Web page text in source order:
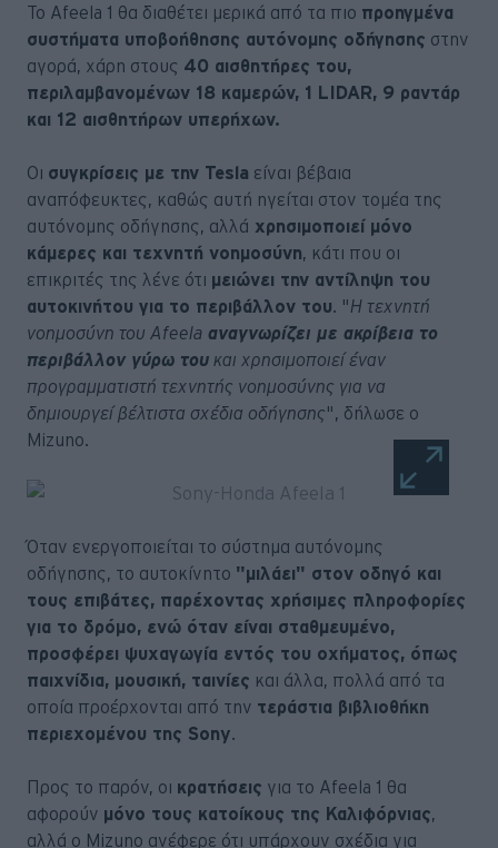
Το Afeela 1 θα διαθέτει μερικά από τα πιο προηγμένα
συστήματα υποβοήθησης αυτόνομης οδήγησης στην
αγορά, χάρη στους 40 αισθητήρες του,
περιλαμβανομένων 18 καμερών, 1 LIDAR, 9 ραντάρ
και 12 αισθητήρων υπερήχων.
Οι συγκρίσεις με την Tesla είναι βέβαια
αναπόφευκτες, καθώς αυτή ηγείται στον τομέα της
αυτόνομης οδήγησης, αλλά χρησιμοποιεί μόνο
κάμερες και τεχνητή νοημοσύνη , κάτι που οι
επικριτές της λένε ότι μειώνει την αντίληψη του
αυτοκινήτου για το περιβάλλον του . "Η τεχνητή
νοημοσύνη του Afeela αναγνωρίζει με ακρίβεια το
περιβάλλον γύρω του και χρησιμοποιεί έναν
προγραμματιστή τεχνητής νοημοσύνης για να
δημιουργεί βέλτιστα σχέδια οδήγησης", δήλωσε ο
Mizuno.
Όταν ενεργοποιείται το σύστημα αυτόνομης
οδήγησης, το αυτοκίνητο "μιλάει" στον οδηγό και
τους επιβάτες, παρέχοντας χρήσιμες πληροφορίες
για το δρόμο, ενώ όταν είναι σταθμευμένο,
προσφέρει ψυχαγωγία εντός του οχήματος, όπως
παιχνίδια, μουσική, ταινίες και άλλα, πολλά από τα
οποία προέρχονται από την τεράστια βιβλιοθήκη
περιεχομένου της Sony
Προς το παρόν, οι κρατήσεις για το Afeela 1 θα
αφορούν μόνο τους κατοίκους της Καλιφόρνιας
αλλά ο Mizuno ανέφερε ότι υπάρχουν σχέδια για